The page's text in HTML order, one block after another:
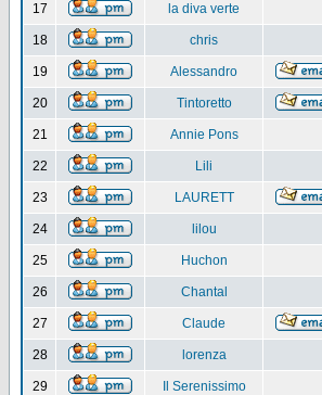
17 la diva verte
18 chris
19 Alessandro
20 Tintoretto
21 Annie Pons
22 Lili
23 LAURETT
24 lilou
25 Huchon
26 Chantal
27 Claude
28 lorenza
29 Il Serenissimo